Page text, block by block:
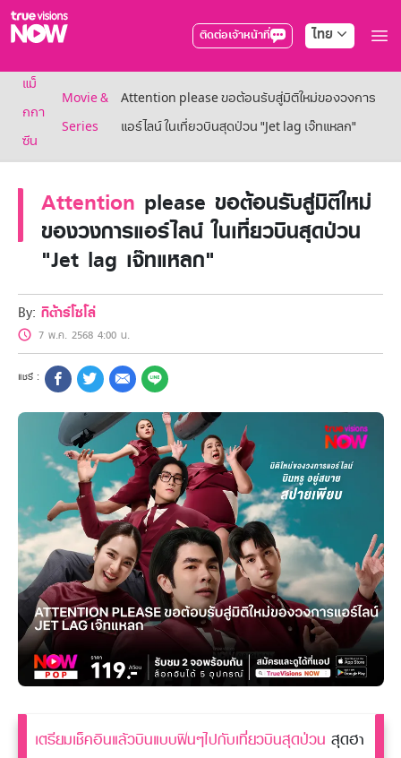
ติดต่อเจ้าหน้าที่ ไทย
True AF2026
แพ็กเกจ
NOW SPORTS
แพ็กเกจทรูวิชันส์นาวทั้งหมด
เคเบิลและจานดาวเทียม
สิทธิพิเศษ
สิทธิพิเศษลูกค้าทรูวิชั่นส์
Showtime
HoReCa
แพ็กเกจสำหรับผู้ประกอบการ
หาร้านร่วมรายการ
FAQs
แม็
กกา
ซีน
Movie &
Series
Attention please ขอต้อนรับสู่มิติใหม่ของวงการ
แอร์ไลน์ ในเที่ยวบินสุดป่วน "Jet lag เจ๊ทแหลก"
Attention please ขอต้อนรับสู่มิติใหม่
ของวงการแอร์ไลน์ ในเที่ยวบินสุดป่วน
"Jet lag เจ๊ทแหลก"
By: กีต้าร์โซโล่
7 พ.ค. 2568 4:00 น.
เตรียมเช็คอินแล้วบินแบบฟินๆไปกับเที่ยวบินสุดป่วน สุดฮา